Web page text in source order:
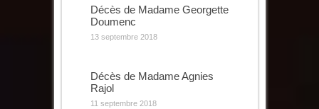
Décès de Madame Georgette
Doumenc
13 septembre 2018
Décès de Madame Agnies
Rajol
11 septembre 2018